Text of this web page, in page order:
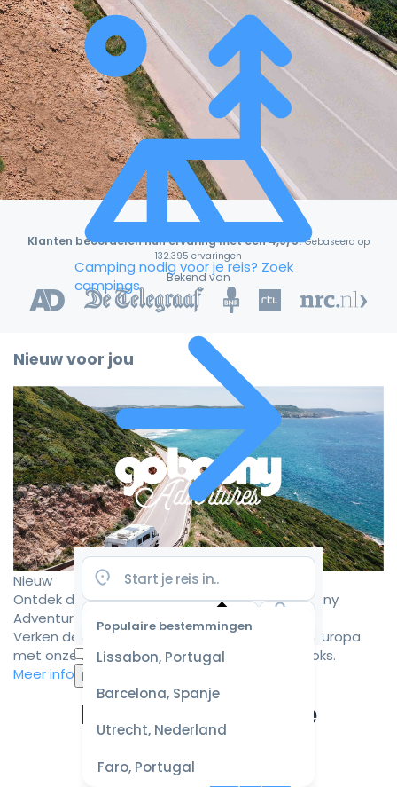
Camping nodig voor je reis? Zoek
campings
Populaire bestemmingen
Lissabon, Portugal
Barcelona, Spanje
Utrecht, Nederland
Faro, Portugal
Selecteer
datum
voor de
beste
prijzen
Klanten beoordelen hun ervaring met een 4,9/5! Gebaseerd op
132.395 ervaringen
Bekend van
Nieuw voor jou
Nieuw
Ontdek de mooiste camperroutes met Goboony
Adventures
Verken de mooiste camperbestemmingen in Europa
met onze zorgvuldig samengestelde roadbooks.
Meer informatie
Ervaar de ultieme
campervakantie